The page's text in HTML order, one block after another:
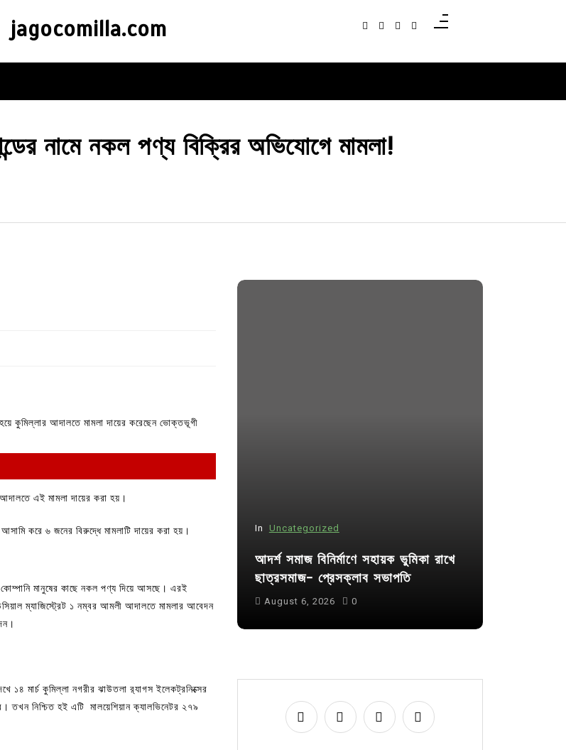
jagocomilla.com
নামে নকল পণ্য বিক্রির অভিযোগে মামলা!
কুমিল্লার আদালতে মামলা দায়ের করেছেন ভোক্তভূগী
এই মামলা দায়ের করা হয়।
করে ৬ জনের বিরুদ্ধে মামলাটি দায়ের করা হয়।
কোম্পানি মানুষের কাছে নকল পণ্য দিয়ে আসছে। এরই
ম্যাজিস্ট্রেট ১ নম্বর আমলী আদালতে মামলার আবেদন
১৪ মার্চ কুমিল্লা নগরীর ঝাউতলা র‌্যাগস ইলেকট্রনিক্সের
তখন নিশ্চিত হই এটি মালয়েশিয়ান ক্যালভিনেটর ২৭৯
In Uncategorized
July 30, 2026 0 3 words
In Uncategorized
আদর্শ সমাজ বিনির্মাণে সহায়ক ভুমিকা রাখে
ছাত্রসমাজ- প্রেসক্লাব সভাপতি
August 6, 2026 0